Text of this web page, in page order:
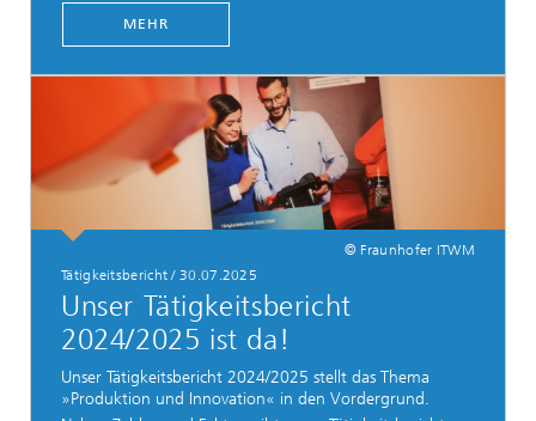
MEHR
© Fraunhofer ITWM
Tätigkeitsbericht / 30.07.2025
Unser Tätigkeitsbericht
2024/2025 ist da!
Unser Tätigkeitsbericht 2024/2025 stellt das Thema
»Produktion und Innovation« in den Vordergrund.